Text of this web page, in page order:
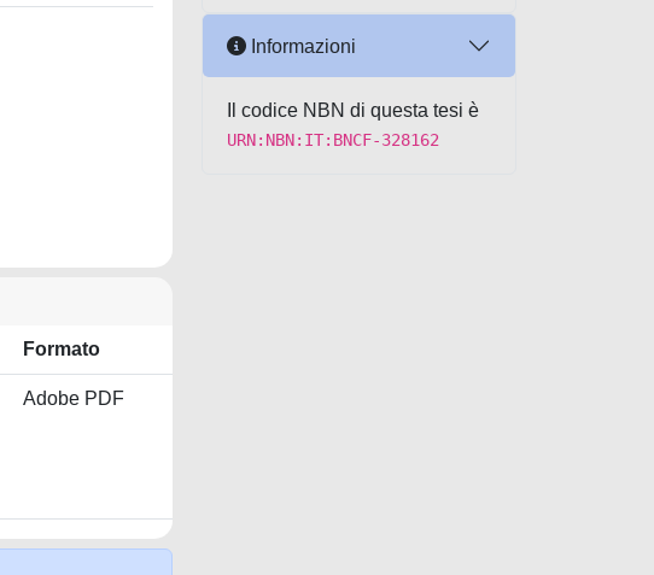
Formato
Adobe PDF
Informazioni
Il codice NBN di questa tesi è
URN:NBN:IT:BNCF-328162